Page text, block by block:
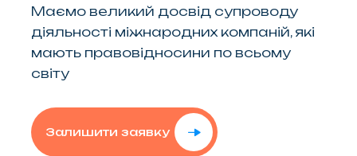
Маємо великий досвід супроводу
діяльності міжнародних компаній, які
мають правовідносини по всьому
світу
Залишити заявку